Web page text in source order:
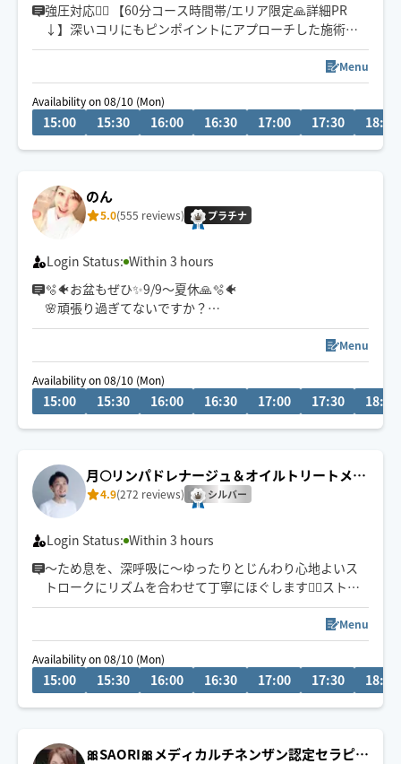
強圧対応🙆‍♀️ 【60分コース時間帯/エリア限定🙏詳細PR
↓】深いコリにもピンポイントにアプローチした施術を
得意としております😌
がっつりほぐされたい方、まったりリラックスしたい方
どちらもオススメです💆‍♀️
Menu
Availability on 08/10 (Mon)
15:00 15:30 16:00 16:30 17:00 17:30 18:00
のん
5.0(555 reviews) プラチナ
Login Status: Within 3 hours
🫧🐠お盆もぜひ✨9/9〜夏休🙏🫧🐠
🌸頑張り過ぎてないですか？
🌸自分にも優しくしていますか？
🌸我慢し過ぎてないですか？
都内で9年間、セラピストをしてきました。
スローな圧のオイル施術が得意です。
Menu
Availability on 08/10 (Mon)
15:00 15:30 16:00 16:30 17:00 17:30 18:00
月🌕リンパドレナージュ＆オイルトリートメン
ト4.9(272 reviews) シルバー
Login Status: Within 3 hours
〜ため息を、深呼吸に〜ゆったりとじんわり心地よいス
トロークにリズムを合わせて丁寧にほぐします💆‍♀ストレ
ス/不眠/ホルモンバランス・自律神経の乱れ/不定愁訴/冷
え/乾燥/浮腫み/便秘/PMS等の悩みお任せください💪働く
お忙しい方、専業主婦さん、子育て中のママさん、学生
さんからのご予約が増えてます✨施術中お子さまやペット
がそばにいてももちろんOKです🙆‍♀
Menu
Availability on 08/10 (Mon)
15:00 15:30 16:00 16:30 17:00 17:30 18:00
🎀SAORI🎀メディカルチネンザン認定セラピス